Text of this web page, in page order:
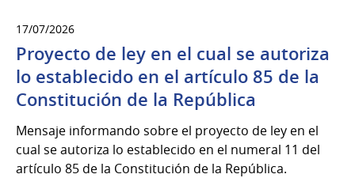
17/07/2026
Proyecto de ley en el cual se autoriza
lo establecido en el artículo 85 de la
Constitución de la República
Mensaje informando sobre el proyecto de ley en el
cual se autoriza lo establecido en el numeral 11 del
artículo 85 de la Constitución de la República.